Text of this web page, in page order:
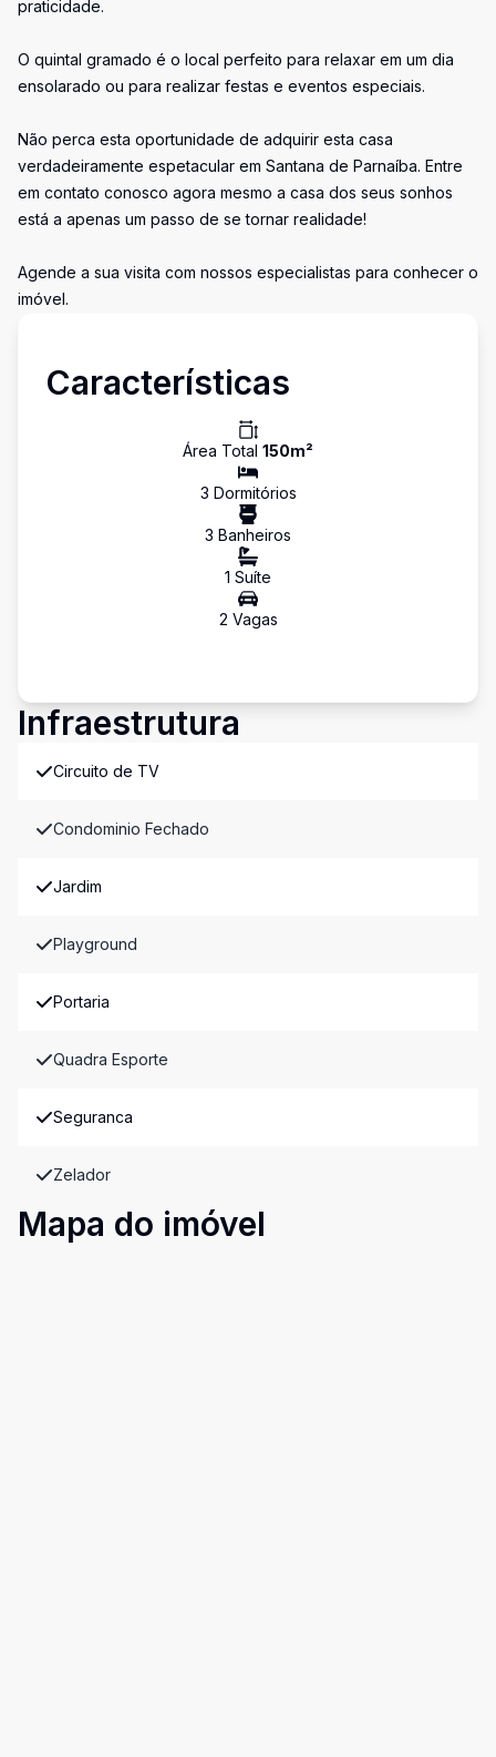
praticidade.
O quintal gramado é o local perfeito para relaxar em um dia
ensolarado ou para realizar festas e eventos especiais.
Não perca esta oportunidade de adquirir esta casa
verdadeiramente espetacular em Santana de Parnaíba. Entre
em contato conosco agora mesmo a casa dos seus sonhos
está a apenas um passo de se tornar realidade!
Agende a sua visita com nossos especialistas para conhecer o
imóvel.
Características
Área Total 150m²
3 Dormitórios
3 Banheiros
1 Suíte
2 Vagas
Infraestrutura
Circuito de TV
Condominio Fechado
Jardim
Playground
Portaria
Quadra Esporte
Seguranca
Zelador
Mapa do imóvel